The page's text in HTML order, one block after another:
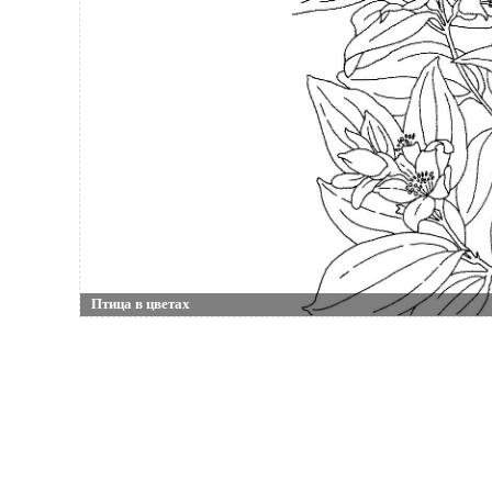
Птица в цветах